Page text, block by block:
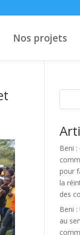
Nos projets
Beni :
pour
la
des
Beni
au